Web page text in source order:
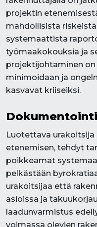
projektin
mahdollisista
systemaattista
työmaakokouksia ja
projektijohtaminen
minimoidaan ja
kasvavat kriiseiksi.
Luotettava
etenemisen, tehdyt
poikkeamat
pelkästään
urakoitsijaa että
asioissa ja
laadunvarmistus
voimassa olevien